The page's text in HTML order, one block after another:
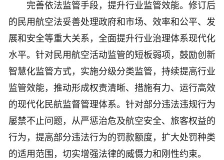
完善依法监管手段，提升行业监管效能。修订后
的民用航空法妥善处理政府和市场、效率和公平、发
展和安全等重大关系，全面提升行业治理体系现代化
水平。针对民用航空活动监管的短板弱项，鼓励创新
智慧化监管方式，实施分级分类监管，持续提高行业
监管效能，推动形成权责清晰、措施有力、运行高效
的现代化民航监督管理体系。针对部分违法违规行为
屡禁不止问题，从严惩治危及航空安全、旅客权益的
行为，提高部分违法行为的罚款额度，扩大处罚种类
的适用范围，切实增强法律的威慑力和刚性约束。